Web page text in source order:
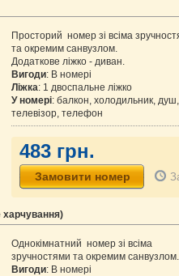
Просторий номер зі всіма
та окремим санвузлом.
Додаткове ліжко - диван.
Вигоди: В номері
Ліжка: 1 двоспальне ліжко
У номері: балкон, холодильник, душ,
телевізор, телефон
483 грн.
харчування)
Однокімнатний номер зі всіма
зручностями та окремим санвузлом.
Вигоди: В номері